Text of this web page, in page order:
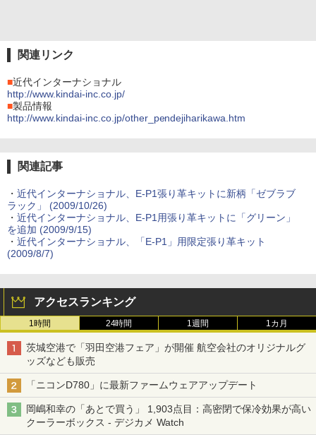
関連リンク
■近代インターナショナル
http://www.kindai-inc.co.jp/
■製品情報
http://www.kindai-inc.co.jp/other_pendejiharikawa.htm
関連記事
・ 近代インターナショナル、E-P1張り革キットに新柄「ゼブラブ
ラック」 (2009/10/26)
・ 近代インターナショナル、E-P1用張り革キットに「グリーン」
を追加 (2009/9/15)
・ 近代インターナショナル、「E-P1」用限定張り革キット
(2009/8/7)
アクセスランキング
1時間 24時間 1週間 1カ月
茨城空港で「羽田空港フェア」が開催 航空会社のオリジナルグ
ッズなども販売
「ニコンD780」に最新ファームウェアアップデート
岡嶋和幸の「あとで買う」 1,903点目：高密閉で保冷効果が高い
クーラーボックス - デジカメ Watch